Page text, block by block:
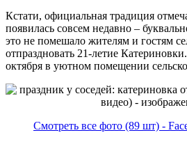
Кстати, официальная традиция
появилась совсем недавно –
это не помешало жителям и гостям
отпраздновать 21-летие
октября в уютном помещении
Смотреть все фото (89 шт) -